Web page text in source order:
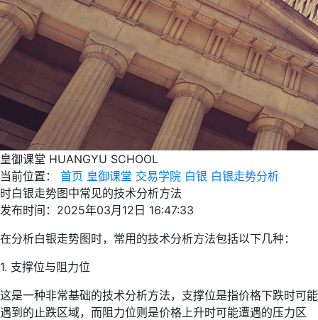
皇御课堂 HUANGYU SCHOOL
当前位置：
首页 皇御课堂 交易学院 白银 白银走势分析
时白银走势图中常见的技术分析方法
发布时间：2025年03月12日 16:47:33
在分析白银走势图时，常用的技术分析方法包括以下几种：
1. 支撑位与阻力位
这是一种非常基础的技术分析方法，支撑位是指价格下跌时可能
遇到的止跌区域，而阻力位则是价格上升时可能遭遇的压力区